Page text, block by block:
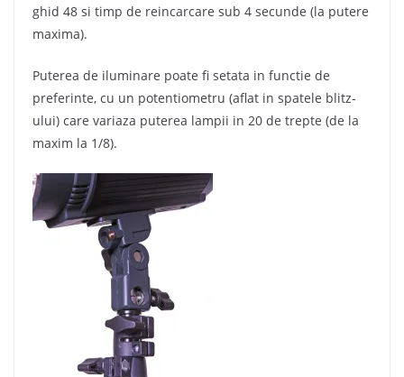
ghid 48 si timp de reincarcare sub 4 secunde (la putere
maxima).
Puterea de iluminare poate fi setata in functie de
preferinte, cu un potentiometru (aflat in spatele blitz-
ului) care variaza puterea lampii in 20 de trepte (de la
maxim la 1/8).